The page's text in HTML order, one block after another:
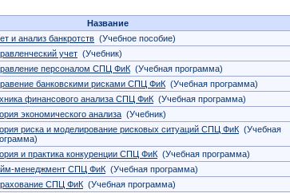
Название
и анализ банкротств (Учебное пособие)
учет (Учебник)
персоналом СПЦ ФиК (Учебная программа)
банковскими рисками СПЦ ФиК (Учебная программа)
финансового анализа СПЦ ФиК (Учебная программа)
экономического анализа (Учебник)
риска и моделирование рисковых ситуаций СПЦ ФиК (Учебная
и практика конкуренции СПЦ ФиК (Учебная программа)
менеджмент СПЦ ФиК (Учебная программа)
СПЦ ФиК (Учебная программа)